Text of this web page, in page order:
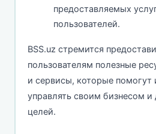
предоставляемых
пользователей.
BSS.uz стремится
пользователям полезные
и сервисы, которые помогут
управлять своим бизнесом и
целей.